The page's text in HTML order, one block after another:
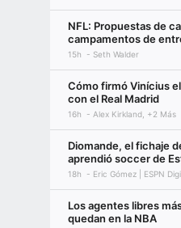
NFL: Propuestas de
campamentos de
15h Seth Walder
Cómo firmó Vinícius
con el Real Madrid
16h Alex Kirkland, +2 Más
Diomande, el fichaje
aprendió soccer de
18h Eric Gómez | ESPN
Los agentes libres
quedan en la NBA